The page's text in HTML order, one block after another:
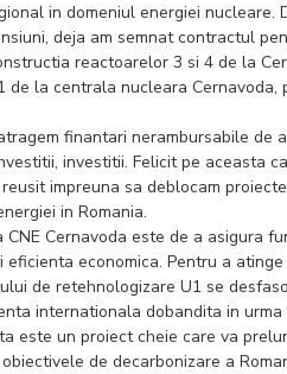
in domeniul energiei nucleare.
deja am semnat contractul
reactoarelor 3 si 4 de la
la centrala nucleara Cernavoda,
finantari nerambursabile de
investitii. Felicit pe aceasta
impreuna sa deblocam
in Romania.
Cernavoda este de a asigura
economica. Pentru a
de retehnologizare U1 se
internationala dobandita in
este un proiect cheie care va
de decarbonizare a